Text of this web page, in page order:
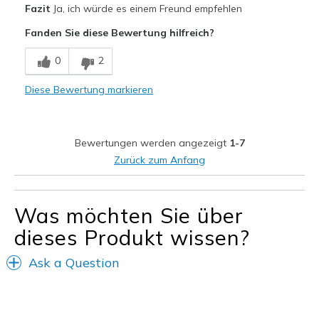
Geeignete Verwendung
Freizeitkleidung
Meine Meinung zu Schuhen
Ich liebe Schuhe
Fazit Ja, ich würde es einem Freund empfehlen
Fanden Sie diese Bewertung hilfreich?
0 2
Diese Bewertung markieren
Bewertungen werden angezeigt 1-7
Zurück zum Anfang
Was möchten Sie über
dieses Produkt wissen?
Ask a Question